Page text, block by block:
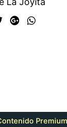
Premium